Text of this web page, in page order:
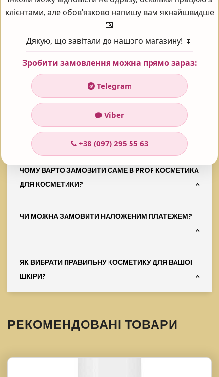
Часті запитання - FAQ
ЖИВИЛЬНА МАСКА HOLY LAND LACTOLAN CREAM
MASK 70 МЛ ЯКА ЦІНА?
У інтернет-магазині Prof косметика товар:
Живильна маска Holy Land Lactolan Cream
Mask 70 мл
коштує 3305 ₴
ЧОМУ ВАРТО ЗАМОВИТИ САМЕ В PROF КОСМЕТИКА
ДЛЯ КОСМЕТИКИ?
ЧИ МОЖНА ЗАМОВИТИ НАЛОЖЕНИМ ПЛАТЕЖЕМ?
ЯК ВИБРАТИ ПРАВИЛЬНУ КОСМЕТИКУ ДЛЯ ВАШОЇ
ШКІРИ?
РЕКОМЕНДОВАНІ ТОВАРИ
клієнтами, але обов’язково напишу вам якнайшвидше
💌
Дякую, що завітали до нашого магазину! 🌷
Зробити замовлення можна прямо зараз:
Telegram
Viber
+38 (097) 295 55 63